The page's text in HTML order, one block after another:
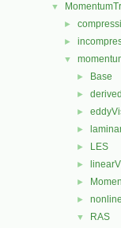
▼
►
►
▼
► Base
►
►
►
► LES
►
►
►
▼ RAS